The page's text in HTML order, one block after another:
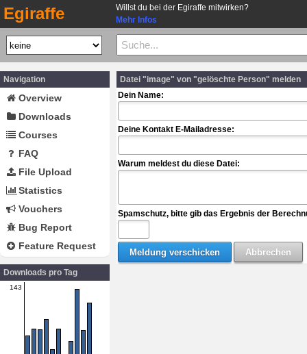
Egiraffe
Willst du bei der Egiraffe mitwirken?
Mehr Infos
Navigation
Overview
Downloads
Courses
FAQ
File Upload
Statistics
Vouchers
Bug Report
Feature Request
Downloads pro Tag
143
Datei "image" von "gelöschte Person" melden
Dein Name:
Deine Kontakt E-Mailadresse:
Warum meldest du diese Datei:
Spamschutz, bitte gib das Ergebnis der